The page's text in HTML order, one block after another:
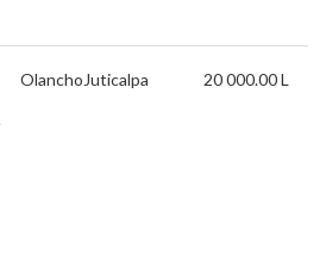
Olancho Juticalpa 20 000.00 L